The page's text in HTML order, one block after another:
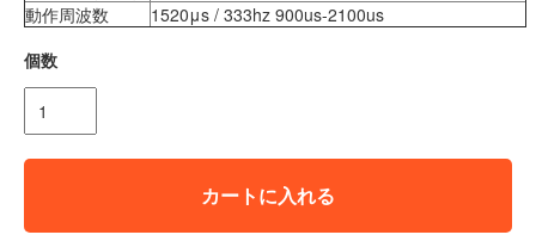
動作周波数
1520μs / 333hz 900us-2100us
個数
カートに入れる